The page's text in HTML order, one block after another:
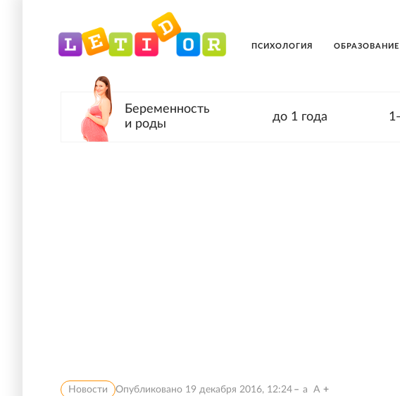
ПСИХОЛОГИЯ ОБРАЗОВАНИЕ
Беременность
и роды
до 1 года
Новости Опубликовано 19 декабря 2016, 12:24 a A